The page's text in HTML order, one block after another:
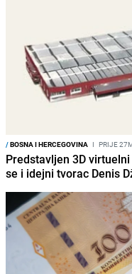
/BOSNA I HERCEGOVINA I PRIJE
Predstavljen 3D
se i idejni tvorac Denis